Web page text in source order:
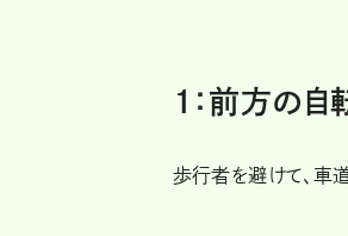
1：前方の自
歩行者を避けて、車